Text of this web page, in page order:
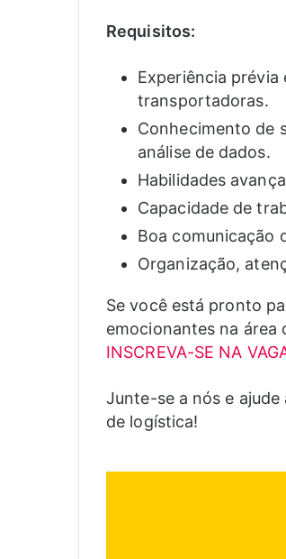
Requisitos:
Experiência
transportadoras.
Conhecimento de
análise de dados.
Habilidades
Capacidade de
Boa comunicação
Organização,
Se você está pronto
emocionantes na área
INSCREVA-SE NA
Junte-se a nós e
de logística!